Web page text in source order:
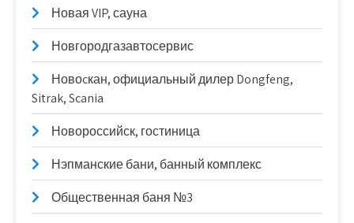
Новая VIP, сауна
Новгородгазавтосервис
Новоcкан, официальный дилер Dongfeng,
Sitrak, Scania
Новороссийск, гостиница
Нэпманские бани, банный комплекс
Общественная баня №3